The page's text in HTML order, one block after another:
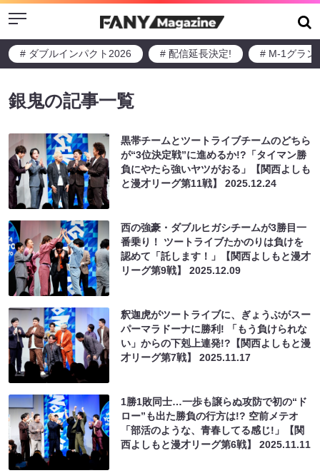
Menu
# ダブルインパクト2026 # 配信延長決定! # M-1グラン
銀鬼の記事一覧
黒帯チームとツートライブチームのどちら
が“3位決定戦”に進めるか!?「タイマン勝
負にやたら強いヤツがおる」【関西よしも
と漫才リーグ第11戦】2025.12.24
西の強豪・ダブルヒガシチームが3勝目一
番乗り！ ツートライブたかのりは負けを
認めて「託します！」【関西よしもと漫才
リーグ第9戦】2025.12.09
釈迦虎がツートライブに、ぎょうぶがスー
パーマラドーナに勝利! 「もう負けられな
い」からの下剋上連発!?【関西よしもと漫
才リーグ第7戦】2025.11.17
1勝1敗同士…一歩も譲らぬ攻防で初の“ド
ロー”も出た勝負の行方は!? 空前メテオ
「部活のような、青春してる感じ!」【関
西よしもと漫才リーグ第6戦】2025.11.11